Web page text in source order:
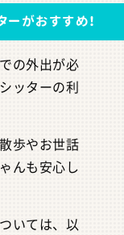
ーがおすすめ！
の外出が必
ッターの利
歩やお世話
んも安心し
いては、以